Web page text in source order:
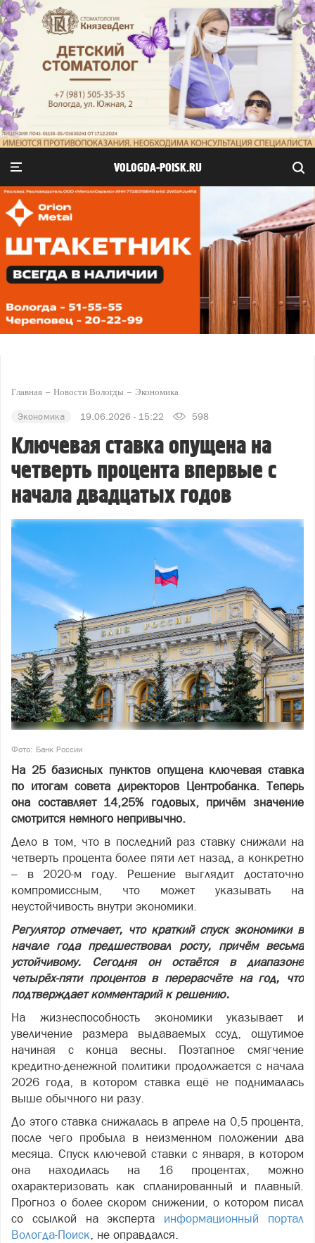
VOLOGDA-POISK.RU
Главная Новости Вологды Экономика
Экономика 19.06.2026 - 15:22 598
Ключевая ставка опущена на
четверть процента впервые с
начала двадцатых годов
Фото: Банк России
На 25 базисных пунктов опущена ключевая ставка
по итогам совета директоров Центробанка. Теперь
она составляет 14,25% годовых, причём значение
смотрится немного непривычно.
Дело в том, что в последний раз ставку снижали на
четверть процента более пяти лет назад, а конкретно
– в 2020-м году. Решение выглядит достаточно
компромиссным, что может указывать на
неустойчивость внутри экономики.
Регулятор отмечает, что краткий спуск экономики в
начале года предшествовал росту, причём весьма
устойчивому. Сегодня он остаётся в диапазоне
четырёх-пяти процентов в перерасчёте на год, что
подтверждает комментарий к решению.
На жизнеспособность экономики указывает и
увеличение размера выдаваемых ссуд, ощутимое
начиная с конца весны. Поэтапное смягчение
кредитно-денежной политики продолжается с начала
2026 года, в котором ставка ещё не поднималась
выше обычного ни разу.
До этого ставка снижалась в апреле на 0,5 процента,
после чего пробыла в неизменном положении два
месяца. Спуск ключевой ставки с января, в котором
она находилась на 16 процентах, можно
охарактеризовать как спланированный и плавный.
Прогноз о более скором снижении, о котором писал
со ссылкой на эксперта информационный портал
Вологда-Поиск, не оправдался.